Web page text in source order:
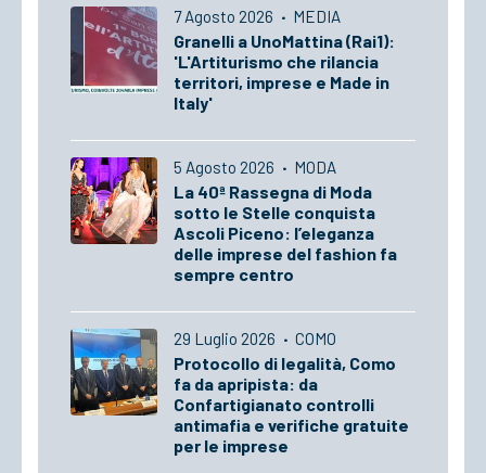
7 Agosto 2026 · MEDIA
Granelli a UnoMattina (Rai1):
'L'Artiturismo che rilancia
territori, imprese e Made in
Italy'
5 Agosto 2026 · MODA
La 40ª Rassegna di Moda
sotto le Stelle conquista
Ascoli Piceno: l’eleganza
delle imprese del fashion fa
sempre centro
29 Luglio 2026 · COMO
Protocollo di legalità, Como
fa da apripista: da
Confartigianato controlli
antimafia e verifiche gratuite
per le imprese